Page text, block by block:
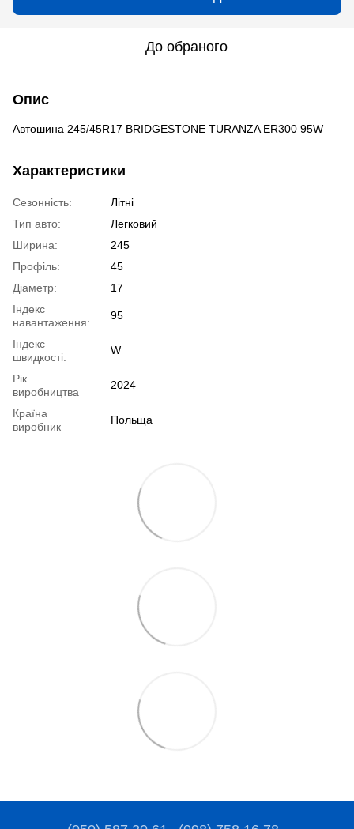
До обраного
Опис
Автошина 245/45R17 BRIDGESTONE TURANZA ER300 95W
Характеристики
Сезонність:
Літні
Тип авто:
Легковий
Ширина:
245
Профіль:
45
Діаметр:
17
Індекс
навантаження:
95
Індекс
швидкості:
W
Рік
виробництва
2024
Країна
виробник
Польща